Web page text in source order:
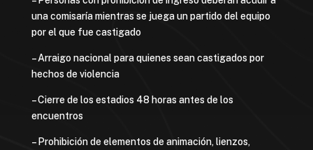
una comisaría mientras se juega un partido del equipo
por el que fue castigado
– Arraigo nacional para quienes sean castigados por
hechos de violencia
– Cierre de los estadios 48 horas antes de los
encuentros
– Prohibición de elementos de animación, lienzos,